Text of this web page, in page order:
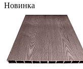
Новинка